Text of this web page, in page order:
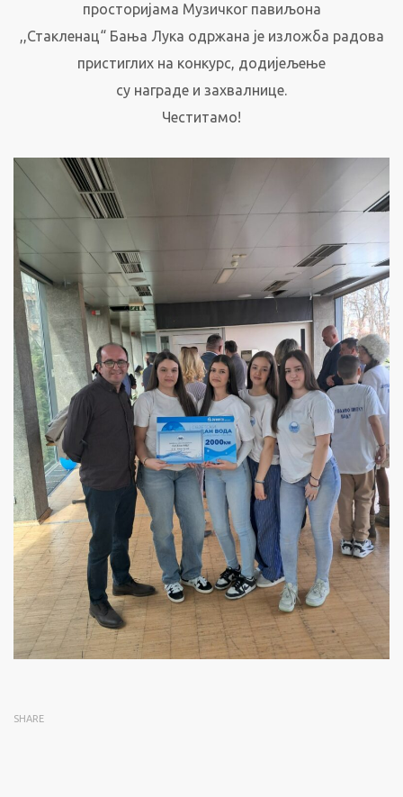
просторијама Музичког павиљона
,,Стакленац“ Бања Лука одржана је изложба радова
пристиглих на конкурс, додијељење
су награде и захвалнице.
Честитамо!
SHARE